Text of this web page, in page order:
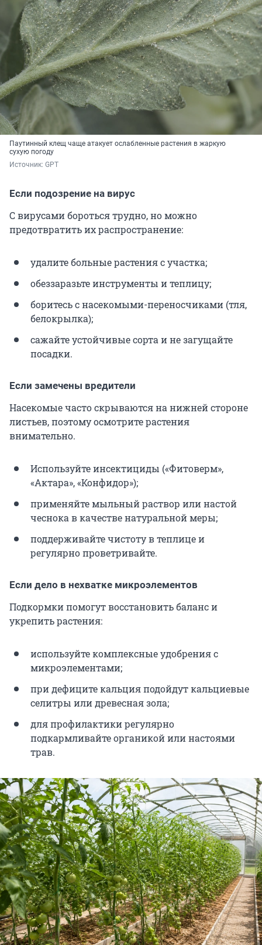
Паутинный клещ чаще атакует ослабленные растения в жаркую
сухую погоду
Источник: GPT
Если подозрение на вирус
С вирусами бороться трудно, но можно
предотвратить их распространение:
удалите больные растения с участка;
обеззаразьте инструменты и теплицу;
боритесь с насекомыми-переносчиками (тля,
белокрылка);
сажайте устойчивые сорта и не загущайте
посадки.
Если замечены вредители
Насекомые часто скрываются на нижней стороне
листьев, поэтому осмотрите растения
внимательно.
Используйте инсектициды («Фитоверм»,
«Актара», «Конфидор»);
применяйте мыльный раствор или настой
чеснока в качестве натуральной меры;
поддерживайте чистоту в теплице и
регулярно проветривайте.
Если дело в нехватке микроэлементов
Подкормки помогут восстановить баланс и
укрепить растения:
используйте комплексные удобрения с
микроэлементами;
при дефиците кальция подойдут кальциевые
селитры или древесная зола;
для профилактики регулярно
подкармливайте органикой или настоями
трав.